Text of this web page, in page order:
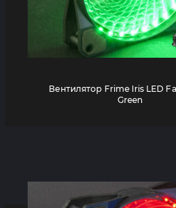
Вентилятор Frime Iris LED
Green